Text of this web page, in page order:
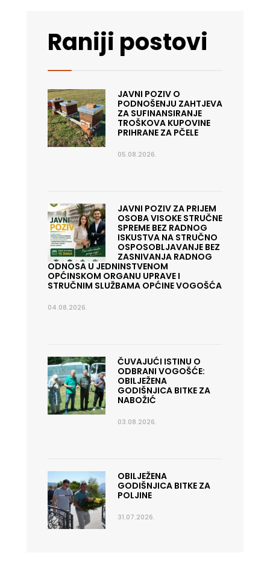
Raniji postovi
JAVNI POZIV O
PODNOŠENJU ZAHTJEVA
ZA SUFINANSIRANJE
TROŠKOVA KUPOVINE
PRIHRANE ZA PČELE
05.08.2026.
JAVNI POZIV ZA PRIJEM
OSOBA VISOKE STRUČNE
SPREME BEZ RADNOG
ISKUSTVA NA STRUČNO
OSPOSOBLJAVANJE BEZ
ZASNIVANJA RADNOG
ODNOSA U JEDNINSTVENOM
OPĆINSKOM ORGANU UPRAVE I
STRUČNIM SLUŽBAMA OPĆINE VOGOŠĆA
04.08.2026.
ČUVAJUĆI ISTINU O
ODBRANI VOGOŠĆE:
OBILJEŽENA
GODIŠNJICA BITKE ZA
NABOŽIĆ
03.08.2026.
OBILJEŽENA
GODIŠNJICA BITKE ZA
POLJINE
31.07.2026.